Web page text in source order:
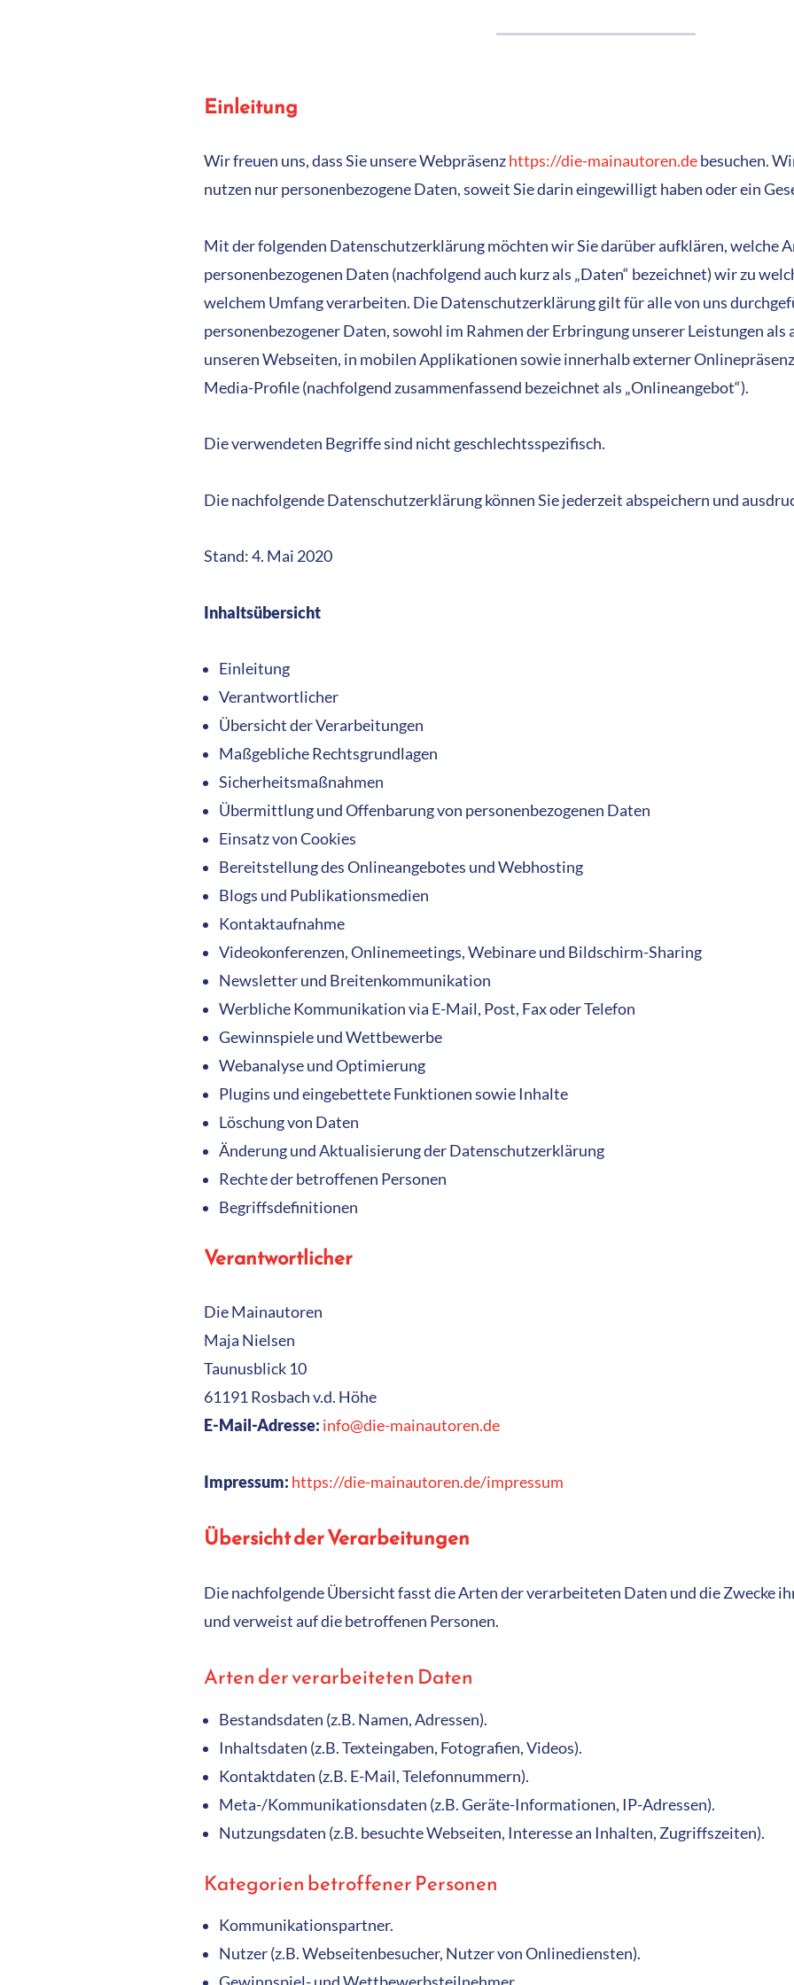
Einleitung
Wir freuen uns, dass Sie unsere Webpräsenzhttps://die-mainautoren.debesuchen.
nutzen nur personenbezogene Daten, soweit Sie darin eingewilligt haben oder ein
Mit der folgenden Datenschutzerklärung möchten wir Sie darüber aufklären, welche
personenbezogenen Daten (nachfolgend auch kurz als „Daten“ bezeichnet) wir zu
welchem Umfang verarbeiten. Die Datenschutzerklärung gilt für alle von uns
personenbezogener Daten, sowohl im Rahmen der Erbringung unserer Leistungen als
unseren Webseiten, in mobilen Applikationen sowie innerhalb externer
Media-Profile (nachfolgend zusammenfassend bezeichnet als „Onlineangebot“).
Die verwendeten Begriffe sind nicht geschlechtsspezifisch.
Die nachfolgende Datenschutzerklärung können Sie jederzeit abspeichern und
Stand: 4. Mai 2020
Inhaltsübersicht
Einleitung
Verantwortlicher
Übersicht der Verarbeitungen
Maßgebliche Rechtsgrundlagen
Sicherheitsmaßnahmen
Übermittlung und Offenbarung von personenbezogenen Daten
Einsatz von Cookies
Bereitstellung des Onlineangebotes und Webhosting
Blogs und Publikationsmedien
Kontaktaufnahme
Videokonferenzen, Onlinemeetings, Webinare und Bildschirm-Sharing
Newsletter und Breitenkommunikation
Werbliche Kommunikation via E-Mail, Post, Fax oder Telefon
Gewinnspiele und Wettbewerbe
Webanalyse und Optimierung
Plugins und eingebettete Funktionen sowie Inhalte
Löschung von Daten
Änderung und Aktualisierung der Datenschutzerklärung
Rechte der betroffenen Personen
Begriffsdefinitionen
Verantwortlicher
Die Mainautoren
Maja Nielsen
Taunusblick 10
61191 Rosbach v.d. Höhe
E-Mail-Adresse: info@die-mainautoren.de
Impressum: https://die-mainautoren.de/impressum
Übersicht der Verarbeitungen
Die nachfolgende Übersicht fasst die Arten der verarbeiteten Daten und die Zwecke
und verweist auf die betroffenen Personen.
Arten der verarbeiteten Daten
Bestandsdaten (z.B. Namen, Adressen).
Inhaltsdaten (z.B. Texteingaben, Fotografien, Videos).
Kontaktdaten (z.B. E-Mail, Telefonnummern).
Meta-/Kommunikationsdaten (z.B. Geräte-Informationen, IP-Adressen).
Nutzungsdaten (z.B. besuchte Webseiten, Interesse an Inhalten, Zugriffszeiten).
Kategorien betroffener Personen
Kommunikationspartner.
Nutzer (z.B. Webseitenbesucher, Nutzer von Onlinediensten).